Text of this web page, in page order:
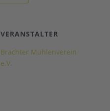
VERANSTALTER
Brachter Mühlenverein
e.V.